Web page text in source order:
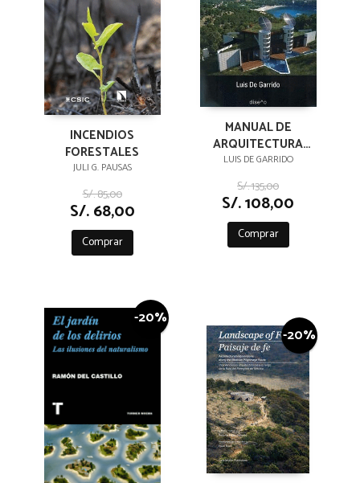
INCENDIOS
FORESTALES
JULI G. PAUSAS
S/. 85,00
S/. 68,00
Comprar
MANUAL DE
ARQUITECTURA
ECOLÓGICA.
ARQUITECTURA Y
SALUD
LUIS DE GARRIDO
S/. 135,00
S/. 108,00
Comprar
-20%
-20%